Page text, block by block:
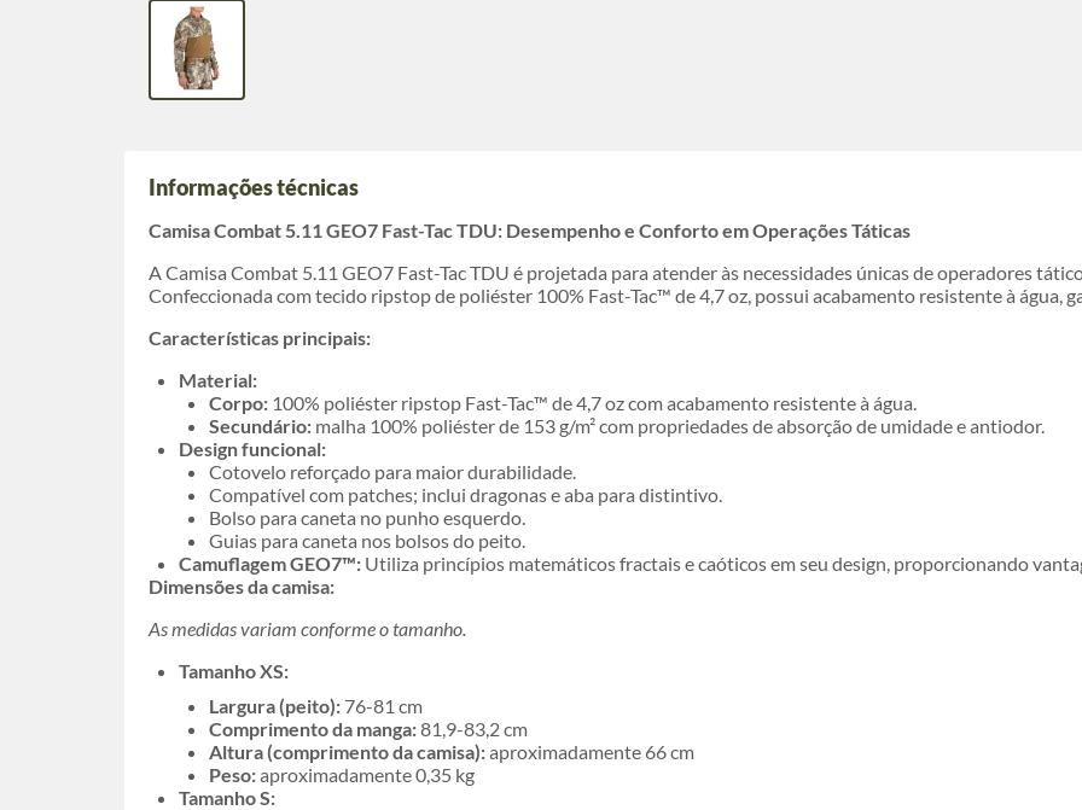
Informações técnicas
Camisa Combat 5.11 GEO7 Fast-Tac TDU: Desempenho e Conforto em Operações Táticas
A Camisa Combat 5.11 GEO7 Fast-Tac TDU é projetada para atender às necessidades únicas de operadores
Confeccionada com tecido ripstop de poliéster 100% Fast-Tac™ de 4,7 oz, possui acabamento resistente à água,
Características principais:
Material:
Corpo: 100% poliéster ripstop Fast-Tac™ de 4,7 oz com acabamento resistente à água.
Secundário: malha 100% poliéster de 153 g/m² com propriedades de absorção de umidade e antiodor.
Design funcional:
Cotovelo reforçado para maior durabilidade.
Compatível com patches; inclui dragonas e aba para distintivo.
Bolso para caneta no punho esquerdo.
Guias para caneta nos bolsos do peito.
Camuflagem GEO7™: Utiliza princípios matemáticos fractais e caóticos em seu design, proporcionando
Dimensões da camisa:
As medidas variam conforme o tamanho.
Tamanho XS:
Largura (peito): 76-81 cm
Comprimento da manga:81,9-83,2 cm
Altura (comprimento da camisa):aproximadamente 66 cm
Peso:aproximadamente 0,35 kg
Tamanho S: